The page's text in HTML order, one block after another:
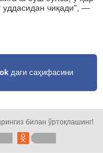
чиқади", —
даги саҳифасини
билан ўртоқлашинг!